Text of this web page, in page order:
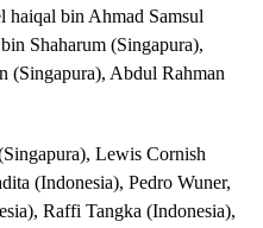
haiqal bin Ahmad Samsul
Shaharum (Singapura),
(Singapura), Abdul Rahman
Lewis Cornish
(Indonesia), Pedro Wuner,
Raffi Tangka (Indonesia),